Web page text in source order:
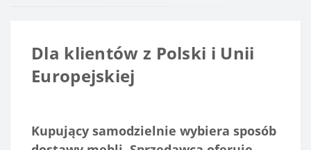
Dla klientów z Polski i Unii
Europejskiej
Kupujący samodzielnie wybiera sposób